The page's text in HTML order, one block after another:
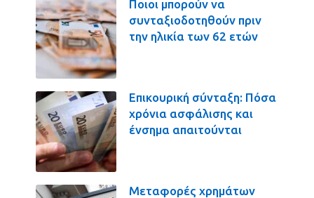
Ποιοι μπορούν να
συνταξιοδοτηθούν πριν
την ηλικία των 62 ετών
Επικουρική σύνταξη: Πόσα
χρόνια ασφάλισης και
ένσημα απαιτούνται
Μεταφορές χρημάτων